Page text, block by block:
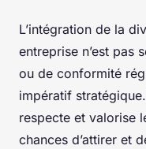
L’intégration de la
entreprise n’est pas
ou de conformité
impératif
respecte et valorise
chances d’attirer et